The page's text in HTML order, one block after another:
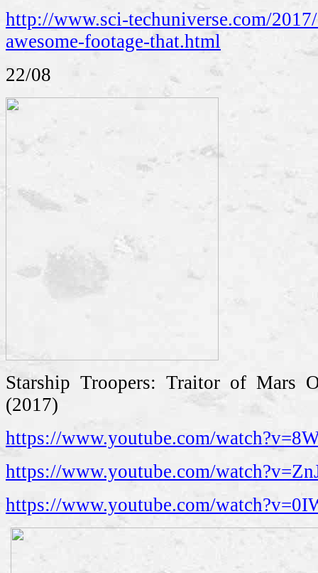
http://www.sci-techuniverse.com/2017/
awesome-footage-that.html
22/08
Starship Troopers: Traitor of Mars
(2017)
https://www.youtube.com/
https://www.youtube.com/
https://www.youtube.com/